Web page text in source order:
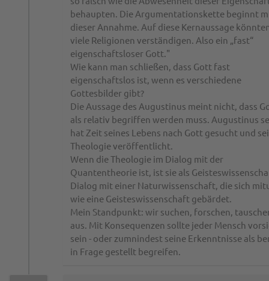
behaupten. Die Argumentationskette beginnt
dieser Annahme. Auf diese Kernaussage
viele Religionen verständigen. Also ein „fast“
eigenschaftsloser Gott."
Wie kann man schließen, dass Gott fast
eigenschaftslos ist, wenn es verschiedene
Gottesbilder gibt?
Die Aussage des Augustinus meint nicht, dass
als relativ begriffen werden muss. Augustinus
hat Zeit seines Lebens nach Gott gesucht und
Theologie veröffentlicht.
Wenn die Theologie im Dialog mit der
Quantentheorie ist, ist sie als
Dialog mit einer Naturwissenschaft, die sich
wie eine Geisteswissenschaft gebärdet.
Mein Standpunkt: wir suchen, forschen,
aus. Mit Konsequenzen sollte jeder Mensch
sein - oder zumnindest seine Erkenntnisse als
in Frage gestellt begreifen.